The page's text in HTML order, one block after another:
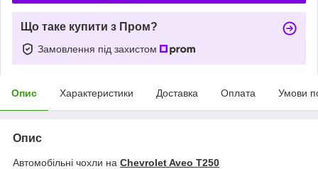
Що таке купити з Пром?
Замовлення під захистом
Опис Характеристики Доставка Оплата Умови
Опис
Автомобільні чохли на Chevrolet Aveo Т250